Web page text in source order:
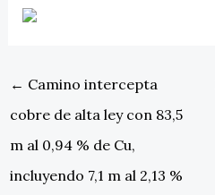
← Camino intercepta
cobre de alta ley con 83,5
m al 0,94 % de Cu,
incluyendo 7,1 m al 2,13 %